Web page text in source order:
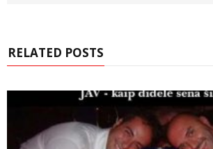
RELATED POSTS